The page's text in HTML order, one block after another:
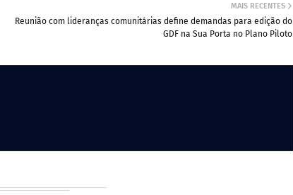
MAIS RECENTES
Reunião com lideranças comunitárias define demandas para edição do
GDF na Sua Porta no Plano Piloto